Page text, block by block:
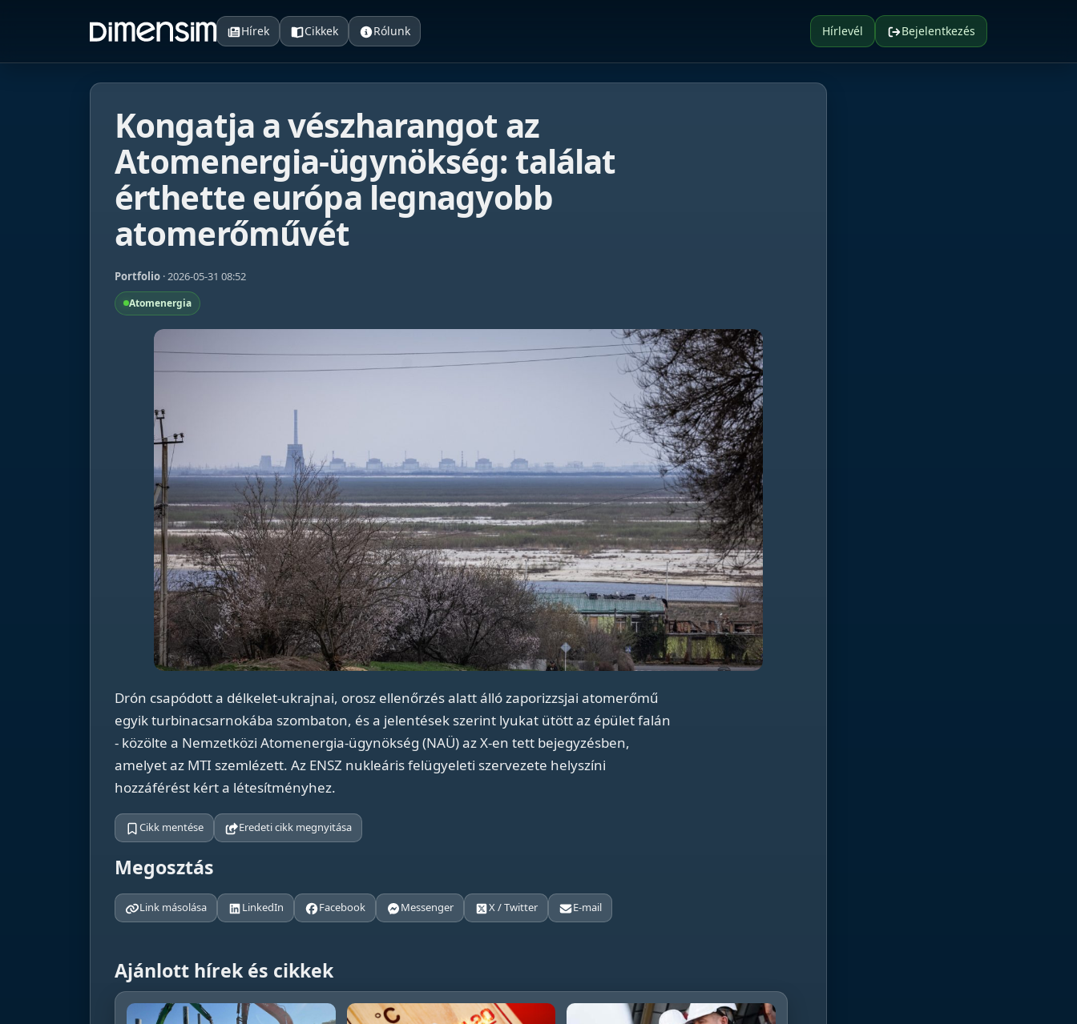
Hírlevél Bejelentkezés
Hírek Cikkek Rólunk
Kongatja a vészharangot az
Atomenergia-ügynökség: találat
érthette európa legnagyobb
atomerőművét
Portfolio · 2026-05-31 08:52
Atomenergia
Drón csapódott a délkelet-ukrajnai, orosz ellenőrzés alatt álló zaporizzsjai atomerőmű
egyik turbinacsarnokába szombaton, és a jelentések szerint lyukat ütött az épület falán
- közölte a Nemzetközi Atomenergia-ügynökség (NAÜ) az X-en tett bejegyzésben,
amelyet az MTI szemlézett. Az ENSZ nukleáris felügyeleti szervezete helyszíni
hozzáférést kért a létesítményhez.
Cikk mentése Eredeti cikk megnyitása
Megosztás
Link másolása LinkedIn Facebook Messenger X / Twitter E-mail
Ajánlott hírek és cikkek